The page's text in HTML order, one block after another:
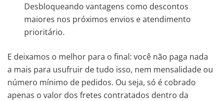
Desbloqueando vantagens como descontos
maiores nos próximos envios e atendimento
prioritário.
E deixamos o melhor para o final: você não paga nada
a mais para usufruir de tudo isso, nem mensalidade ou
número mínimo de pedidos. Ou seja, só é cobrado
apenas o valor dos fretes contratados dentro da